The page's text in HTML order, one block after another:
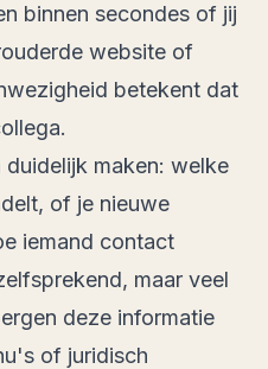
binnen secondes of jij
website of
betekent dat
maken: welke
of je nieuwe
iemand contact
maar veel
deze informatie
of juridisch